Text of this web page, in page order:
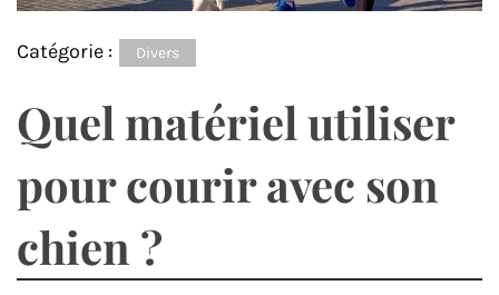
Catégorie : Divers
Quel matériel utiliser
pour courir avec son
chien ?